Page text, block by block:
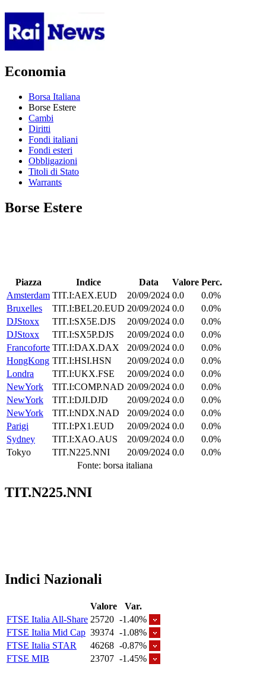
Economia
Borsa Italiana
Borse Estere
Cambi
Diritti
Fondi italiani
Fondi esteri
Obbligazioni
Titoli di Stato
Warrants
Borse Estere
Piazza Indice Data Valore Perc.
Amsterdam TIT.I:AEX.EUD 20/09/2024 0.0
0.0%
Bruxelles
TIT.I:BEL20.EUD 20/09/2024 0.0
0.0%
DJStoxx
TIT.I:SX5E.DJS 20/09/2024 0.0
0.0%
DJStoxx
TIT.I:SX5P.DJS 20/09/2024 0.0
0.0%
Francoforte TIT.I:DAX.DAX 20/09/2024 0.0
0.0%
HongKong TIT.I:HSI.HSN 20/09/2024 0.0
0.0%
Londra
TIT.I:UKX.FSE 20/09/2024 0.0
0.0%
NewYork
TIT.I:COMP.NAD 20/09/2024 0.0
0.0%
NewYork
TIT.I:DJI.DJD 20/09/2024 0.0
0.0%
NewYork
TIT.I:NDX.NAD 20/09/2024 0.0
0.0%
Parigi
TIT.I:PX1.EUD 20/09/2024 0.0
0.0%
Sydney
TIT.I:XAO.AUS 20/09/2024 0.0
0.0%
Tokyo
TIT.N225.NNI 20/09/2024 0.0
0.0%
Fonte: borsa italiana
TIT.N225.NNI
Indici Nazionali
Valore
Var.
FTSE Italia All-Share 25720 -1.40%
FTSE Italia Mid Cap 39374 -1.08%
FTSE Italia STAR
46268 -0.87%
FTSE MIB
23707 -1.45%